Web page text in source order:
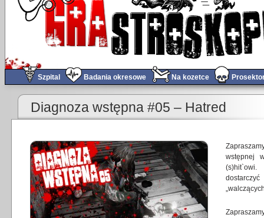
Szpital Badania okresowe Na kozetce
Tomograf #18 – Dozwolone do (od) lat 18!
Diagnoza wstępna #05 – Hatred
wstępnej